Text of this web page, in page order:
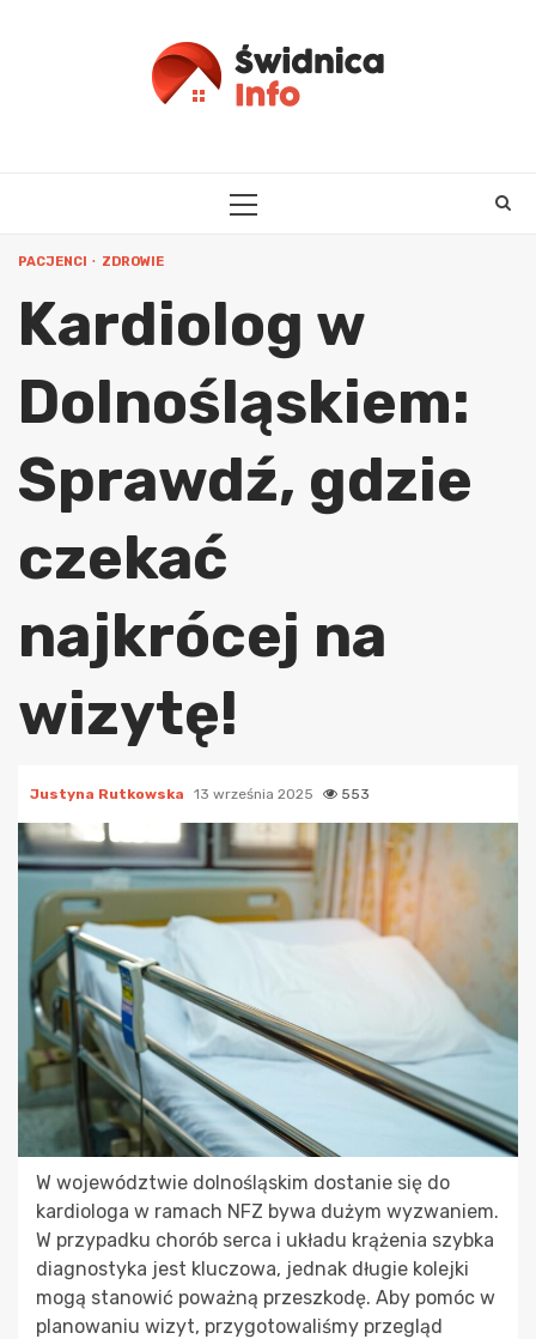
PRIMARY
PACJENCI ZDROWIE
Kardiolog w
Dolnośląskiem:
Sprawdź, gdzie
czekać
najkrócej na
wizytę!
Justyna Rutkowska 13 września 2025 553
W województwie dolnośląskim dostanie się do
kardiologa w ramach NFZ bywa dużym wyzwaniem.
W przypadku chorób serca i układu krążenia szybka
diagnostyka jest kluczowa, jednak długie kolejki
mogą stanowić poważną przeszkodę. Aby pomóc w
planowaniu wizyt, przygotowaliśmy przegląd